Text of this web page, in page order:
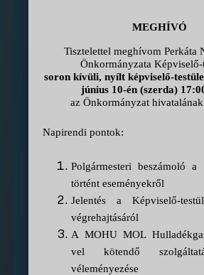
MEGHÍVÓ
Tisztelettel meghívom Perkáta
Önkormányzata Képviselő-
soron kívüli, nyílt képviselő-
június 10-én (szerda)
az Önkormányzat
Napirendi pontok:
Polgármesteri beszámoló
történt eseményekről
Jelentés a Képviselő-
végrehajtásáról
A MOHU MOL
vel kötendő
véleményezése